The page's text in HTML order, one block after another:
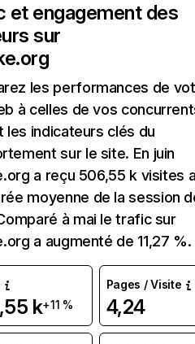
et engagement des
sur
les performances de
à celles de vos
les indicateurs clés du
sur le site. En juin
a reçu 506,55 k visites
moyenne de la session
à mai le trafic sur
a augmenté de 11,27 %.
k+11 %
Pages / Visite
4,24